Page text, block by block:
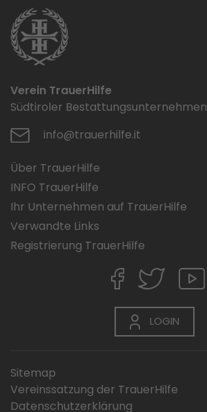
Verein TrauerHilfe
Südtiroler Bestattungsunternehmen
info@trauerhilfe.it
Über TrauerHilfe
INFO TrauerHilfe
Ihr Unternehmen auf TrauerHilfe
Verwandte Links
Registrierung TrauerHilfe
LOGIN
Sitemap
Vereinssatzung der TrauerHilfe
Datenschutzerklärung